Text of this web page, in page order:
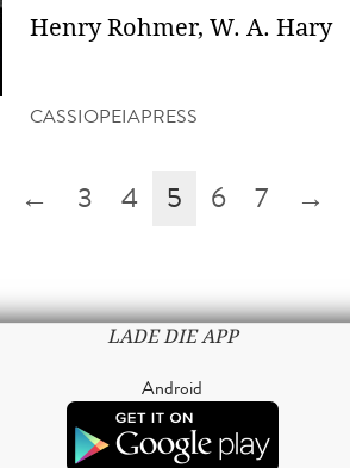
Henry Rohmer, W. A. Hary
CASSIOPEIAPRESS
← 3 4 5 6 7 →
LADE DIE APP
Android